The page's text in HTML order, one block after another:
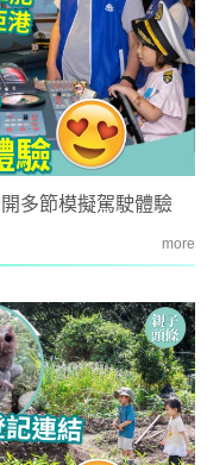
多節模擬駕駛體驗
more